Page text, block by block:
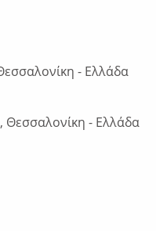
- Ελλάδα
Θεσσαλονίκη - Ελλάδα